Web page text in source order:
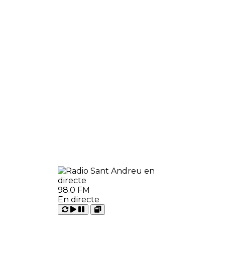
98.0 FM
En directe
Carregant
Reproduir
Pausar
Open